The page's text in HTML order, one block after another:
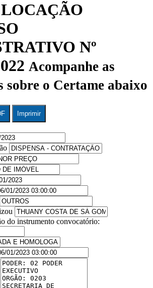
Nº
Acompanhe as
sobre o Certame abaixo
Imprimir
do instrumento convocatório: